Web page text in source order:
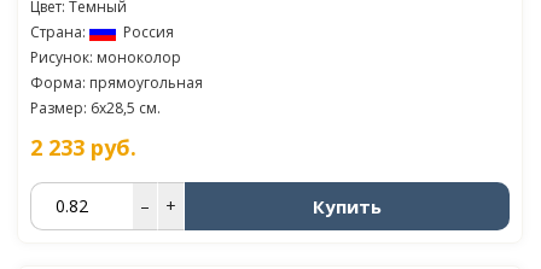
Цвет: Темный
Страна:
Россия
Рисунок: моноколор
Форма: прямоугольная
Размер: 6x28,5 см.
2 233 руб.
– + Купить